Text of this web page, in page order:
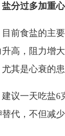
盐分过多加重
目前食盐的主
升高，阻力增
尤其是心衰的
建议一天吃盐6
替代，不但减